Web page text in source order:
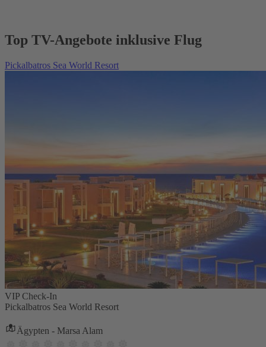
Top TV-Angebote inklusive Flug
Pickalbatros Sea World Resort
VIP Check-In
Pickalbatros Sea World Resort
Ägypten - Marsa Alam